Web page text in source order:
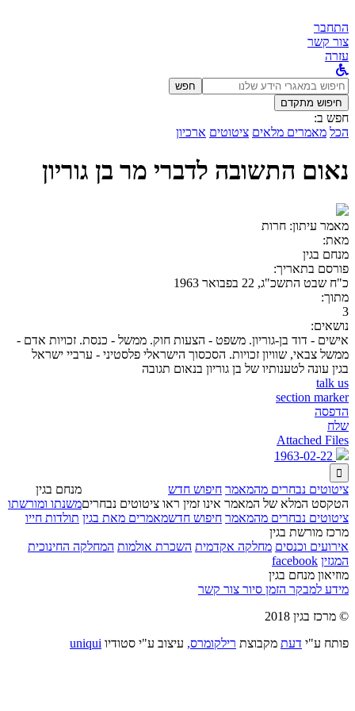
התחבר
צור קשר
עזרה
לחפש
ב:
חפש
חיפוש מתקדם
חפש ב:
הכל מאמרים מלאים ציטוטים ארכיון
נאום התשובה לדברי מר בן גוריון
מאמר עיתון: חרות
מאת:
מנחם בגין
פורסם בתאריך:
כ"ח שבט התשכ"ג, 22 בפבואר 1963
מתוך:
3
נושאים:
אישים - דוד בן-גוריון. משפט - הצעות חוק. ממשל - כנסת. זכויות אדם -
ממשל צבאי, שוויון זכויות. הסכסוך הישראלי פלסטיני - ערביי ישראל
בגין עונה לטענותיו של בן גוריון בנאום תגובה
talk us
section marker
הדפסה
שלח
Attached Files

ציטוטים נבחרים מהמאמר חיפוש חדש
הטקסט המלא של המאמר אינו זמין ראו ציטוטים נבחרים
ציטוטים נבחרים מהמאמר חיפוש חדש
מנחם בגין
משנתו ומורשתו
מאמרים מאת בגין תולדות חייו
מרכז מורשת בגין
אירועים וכנסים מחלקה אקדמית השכרת אולמות המחלקה החינוכית
המגזין facebook
מוזיאון מנחם בגין
מידע למבקר הזמן סיור צור קשר
© מרכז בגין 2018
פותח ע"י דעת מקבוצת רילקומרס, עיצוב ע"י סטודיו uniqui